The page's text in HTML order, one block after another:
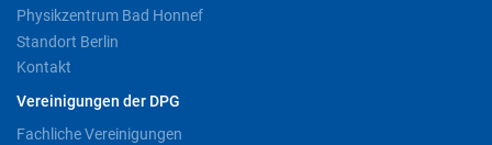
Physikzentrum Bad Honnef
Standort Berlin
Kontakt
Vereinigungen der DPG
Fachliche Vereinigungen